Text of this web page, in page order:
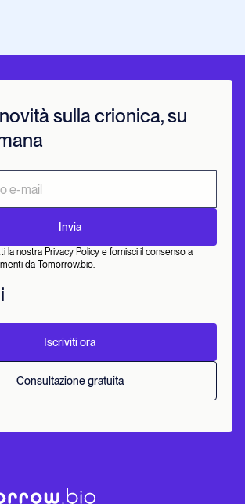
sulla crionica, su
la nostra Privacy Policy e fornisci il consenso a
da Tomorrow.bio.
Iscriviti ora
Consultazione gratuita